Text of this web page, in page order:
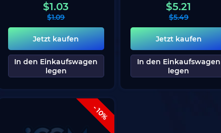
$1.03
$1.09
Jetzt kaufen
In den Einkaufswagen
legen
$5.21
$5.49
Jetzt kaufen
In den Einkaufswagen
legen
- 10%